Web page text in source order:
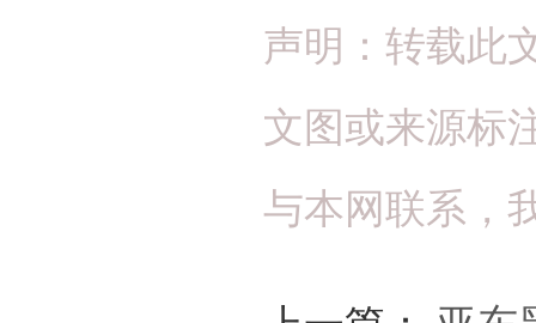
声明：转载此
文图或来源标
与本网联系，